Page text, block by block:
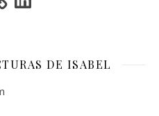
DE ISABEL